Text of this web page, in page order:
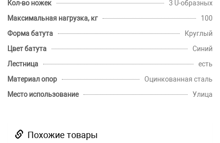
Кол-во ножек
3 U-образных
Максимальная нагрузка, кг
100
Форма батута
Круглый
Цвет батута
Синий
Лестница
есть
Материал опор
Оцинкованная сталь
Место использование
Улица
Похожие товары